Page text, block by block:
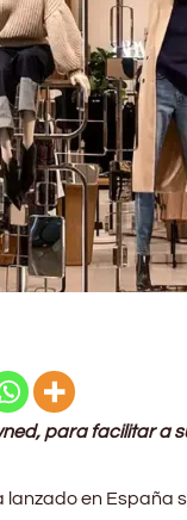
para facilitar a
lanzado en